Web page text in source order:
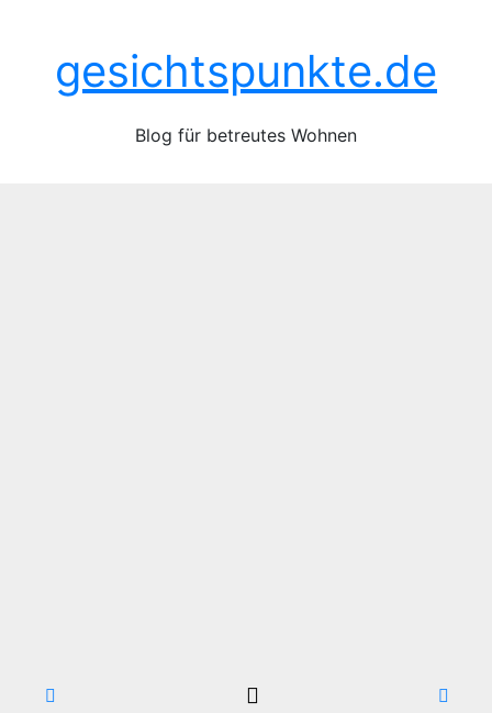
springengesichtspunkte.de
Blog für betreutes Wohnen